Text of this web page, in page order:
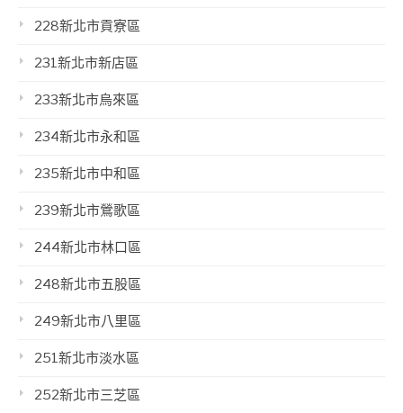
228新北市貢寮區
231新北市新店區
233新北市烏來區
234新北市永和區
235新北市中和區
239新北市鶯歌區
244新北市林口區
248新北市五股區
249新北市八里區
251新北市淡水區
252新北市三芝區